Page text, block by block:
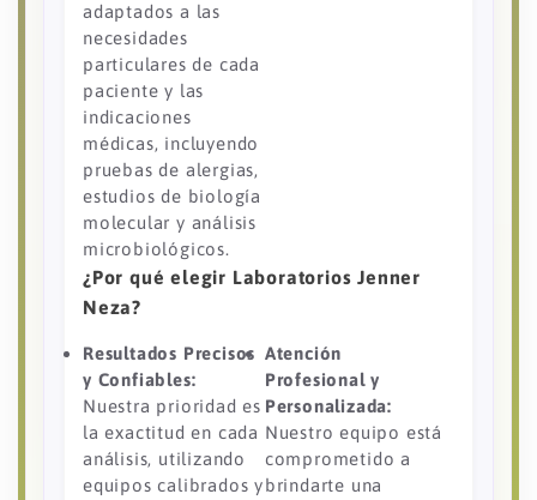
adaptados a las
necesidades
particulares de cada
paciente y las
indicaciones
médicas, incluyendo
pruebas de alergias,
estudios de biología
molecular y análisis
microbiológicos.
¿Por qué elegir Laboratorios Jenner
Neza?
Resultados Precisos
y Confiables:
Nuestra prioridad es
la exactitud en cada
análisis, utilizando
equipos calibrados y
Atención
Profesional y
Personalizada:
Nuestro equipo está
comprometido a
brindarte una